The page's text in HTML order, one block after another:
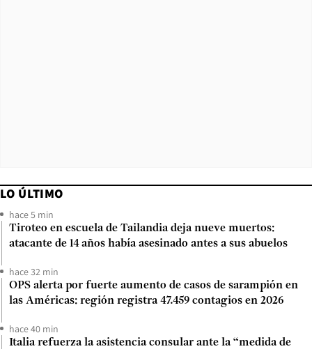
LO ÚLTIMO
hace 5 min
Tiroteo en escuela de Tailandia deja nueve muertos:
atacante de 14 años había asesinado antes a sus abuelos
hace 32 min
OPS alerta por fuerte aumento de casos de sarampión en
las Américas: región registra 47.459 contagios en 2026
hace 40 min
Italia refuerza la asistencia consular ante la “medida de